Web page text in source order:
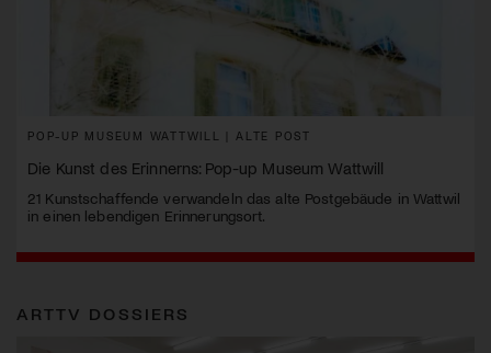
POP-UP MUSEUM WATTWILL | ALTE POST
Die Kunst des Erinnerns: Pop-up Museum Wattwill
21 Kunstschaffende verwandeln das alte Postgebäude in Wattwil
in einen lebendigen Erinnerungsort.
ARTTV DOSSIERS